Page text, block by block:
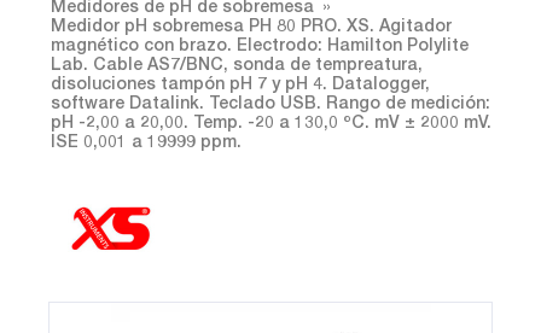
Medidores de pH de sobremesa
Medidor pH sobremesa PH 80 PRO. XS. Agitador
magnético con brazo. Electrodo: Hamilton Polylite
Lab. Cable AS7/BNC, sonda de tempreatura,
disoluciones tampón pH 7 y pH 4. Datalogger,
software Datalink. Teclado USB. Rango de medición:
pH -2,00 a 20,00. Temp. -20 a 130,0 ºC. mV ± 2000 mV.
ISE 0,001 a 19999 ppm.